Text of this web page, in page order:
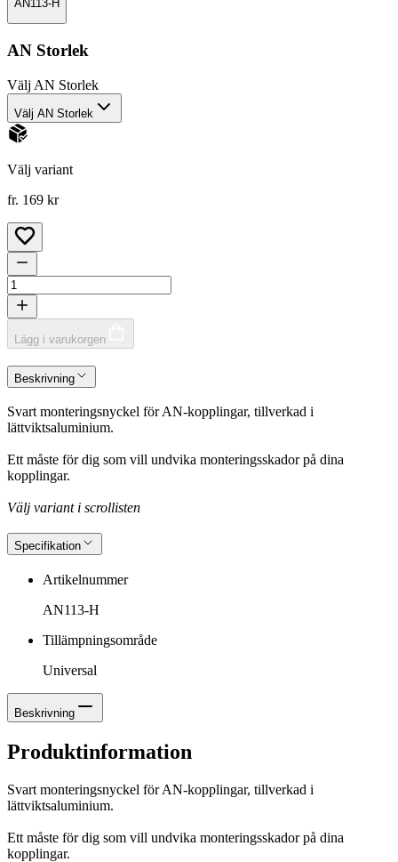
AN113-H
AN Storlek
Välj AN Storlek
Välj AN Storlek
Välj variant
fr. 169 kr
Lägg i varukorgen
Beskrivning
Svart monteringsnyckel för AN-kopplingar, tillverkad i
lättviktsaluminium.
Ett måste för dig som vill undvika monteringsskador på dina
kopplingar.
Välj variant i scrollisten
Specifikation
Artikelnummer
AN113-H
Tillämpningsområde
Universal
Beskrivning
Produktinformation
Svart monteringsnyckel för AN-kopplingar, tillverkad i
lättviktsaluminium.
Ett måste för dig som vill undvika monteringsskador på dina
kopplingar.